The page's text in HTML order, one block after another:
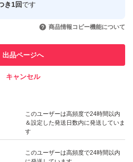
引を完了させた実績があります
での取引実績があります
このユーザーは高頻度で24時間以内
＆設定した発送日数内に発送していま
す
このユーザーは高頻度で24時間以内
き1回です
商品情報コピー機能について
出品ページへ
キャンセル